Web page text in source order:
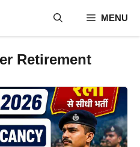
MENU
Retirement